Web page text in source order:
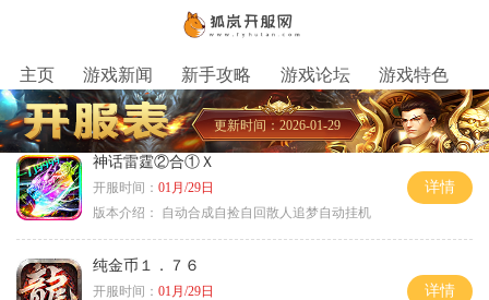
主页 游戏新闻 新手攻略 游戏论坛 游戏特色
更新时间：2026-01-29
神话雷霆②合①Ｘ
开服时间： 01月/29日
版本介绍：
自动合成自捡自回散人追梦自动挂机
详情
纯金币１．７６
开服时间： 01月/29日
详情